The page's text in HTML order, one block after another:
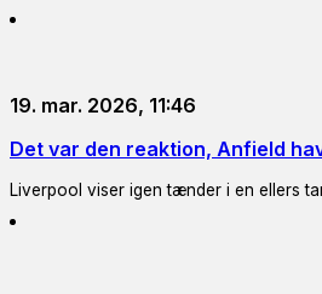
19. mar. 2026, 11:46
Det var den reaktion, Anfield
Liverpool viser igen tænder i en ellers